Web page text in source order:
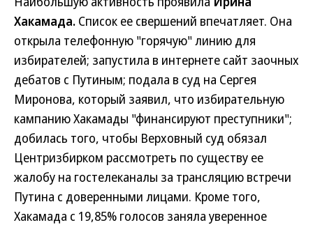
Хакамада. Список ее свершений впечатляет. Она
открыла телефонную "горячую" линию для
избирателей; запустила в интернете сайт заочных
дебатов с Путиным; подала в суд на Сергея
Миронова, который заявил, что избирательную
кампанию Хакамады "финансируют преступники";
добилась того, чтобы Верховный суд обязал
Центризбирком рассмотреть по существу ее
жалобу на гостелеканалы за трансляцию встречи
Путина с доверенными лицами. Кроме того,
Хакамада с 19,85% голосов заняла уверенное